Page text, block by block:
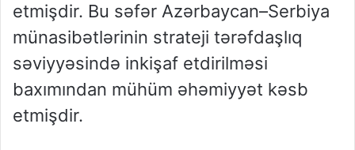
etmişdir. Bu səfər Azərbaycan–Serbiya
münasibətlərinin strateji tərəfdaşlıq
səviyyəsində inkişaf etdirilməsi
baxımından mühüm əhəmiyyət kəsb
etmişdir.